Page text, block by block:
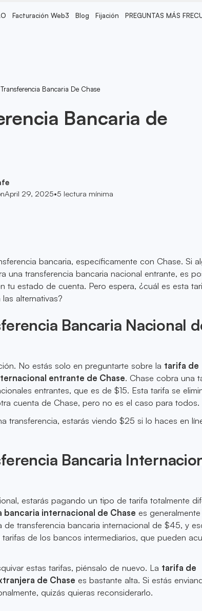
Facturación Web3 Blog Fijación PREGUNTAS MÁS
Bancaria De Chase
Bancaria de
April 29, 2025•5 lectura mínima
bancaria, específicamente con Chase. Si
una transferencia bancaria nacional entrante, es
tu estado de cuenta. Pero espera, ¿cuál es esta
alternativas?
Bancaria Nacional
No estás solo en preguntarte sobre la tarifa de
entrante de Chase. Chase cobra una
entrantes, que es de $15. Esta tarifa se
cuenta de Chase, pero no es el caso para todos.
transferencia, estarás viendo $25 si lo haces en
Bancaria
estarás pagando un tipo de tarifa totalmente
internacional de Chase es
de transferencia bancaria internacional de $45, y
de los bancos intermediarios, que pueden
estas tarifas, piénsalo de nuevo. La tarifa de
de Chase es bastante alta. Si estás
quizás quieras reconsiderarlo.